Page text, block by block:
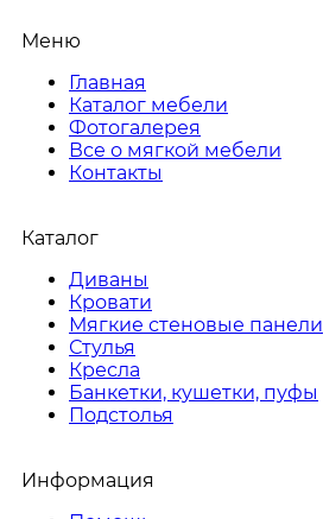
Меню
Главная
Каталог мебели
Фотогалерея
Все о мягкой мебели
Контакты
Каталог
Диваны
Кровати
Мягкие стеновые панели
Стулья
Кресла
Банкетки, кушетки, пуфы
Подстолья
Информация